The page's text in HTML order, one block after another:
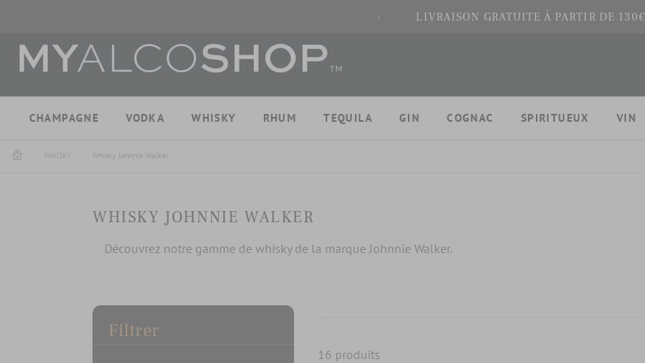
· LIVRAISON GRATUITE À PARTIR DE 130€
CHAMPAGNE VODKA WHISKY RHUM TEQUILA GIN COGNAC SPIRITUEUX VIN
WHISKY Whisky Johnnie Walker
WHISKY JOHNNIE WALKER
Découvrez notre gamme de whisky de la marque Johnnie Walker.
Filtrer
16 produits